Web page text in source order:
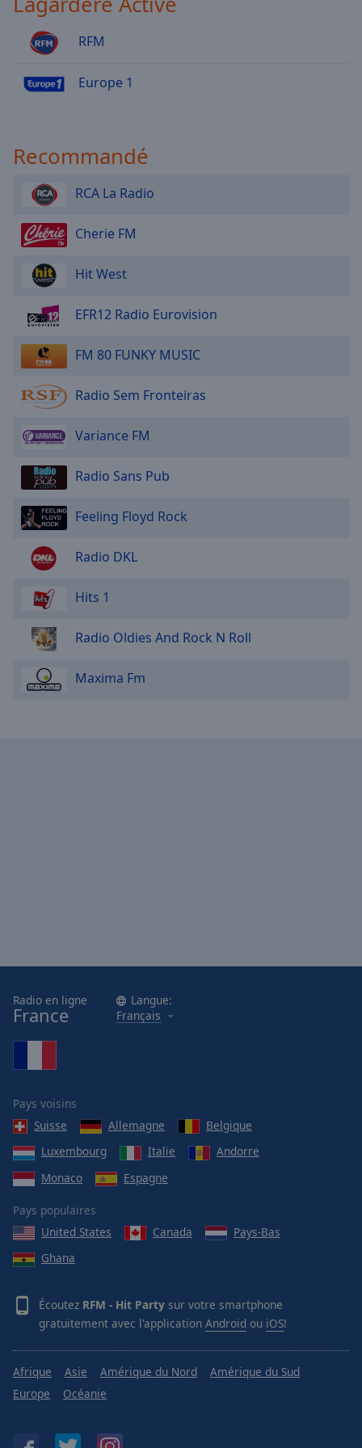
RFM
Europe 1
Recommandé
RCA La Radio
Cherie FM
Hit West
EFR12 Radio Eurovision
FM 80 FUNKY MUSIC
Radio Sem Fronteiras
Variance FM
Radio Sans Pub
Feeling Floyd Rock
Radio DKL
Hits 1
Radio Oldies And Rock N Roll
Maxima Fm
Radio en ligne
France
Langue:
Français
Pays voisins
Suisse
Allemagne
Belgique
Luxembourg
Italie
Andorre
Monaco
Espagne
Pays populaires
United States
Canada
Pays-Bas
Ghana
Écoutez RFM - Hit Party sur votre smartphone
gratuitement avec l'application Android ou iOS!
Afrique Asie Amérique du Nord
Amérique du Sud
Europe
Océanie